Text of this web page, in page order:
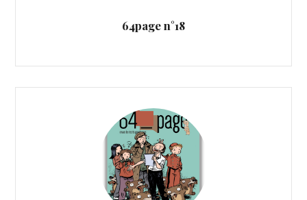
64page n°18